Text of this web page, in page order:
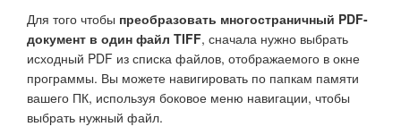
Для того чтобы преобразовать многостраничный PDF-
документ в один файл TIFF, сначала нужно выбрать
исходный PDF из списка файлов, отображаемого в окне
программы. Вы можете навигировать по папкам памяти
вашего ПК, используя боковое меню навигации, чтобы
выбрать нужный файл.